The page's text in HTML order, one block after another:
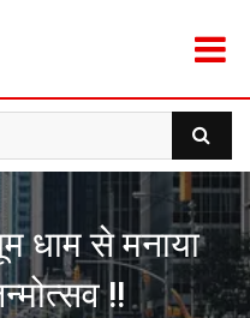
धाम से मनाया
!!